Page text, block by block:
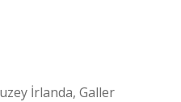
İrlanda, Galler